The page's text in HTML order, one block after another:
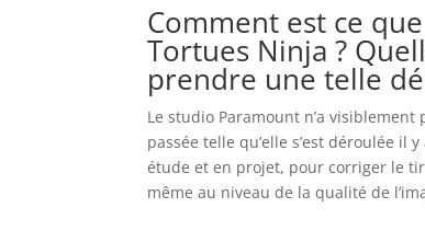
Comment est ce
Tortues Ninja ?
prendre une telle
Le studio Paramount n’a
passée telle qu’elle s’est déroulée il
étude et en projet, pour corriger le
même au niveau de la qualité de